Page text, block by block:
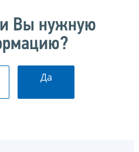
Вы нужную
Да